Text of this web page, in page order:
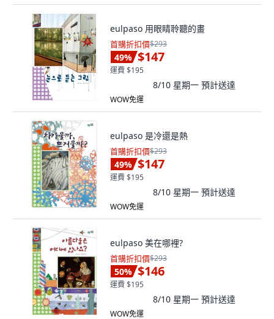
eulpaso 用眼睛聆聽的畫
首購折扣價$293
49% $147
運費 $195
8/10 星期一 預計送達
WOW免運
eulpaso 是冷還是熱
首購折扣價$293
49% $147
運費 $195
8/10 星期一 預計送達
WOW免運
eulpaso 美在哪裡?
首購折扣價$293
50% $146
運費 $195
8/10 星期一 預計送達
WOW免運